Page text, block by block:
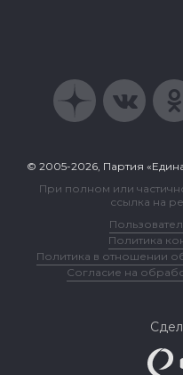
© 2005-2026, Партия
При полном или
ссылка на
Политика
Политика в отношении
Согласие на